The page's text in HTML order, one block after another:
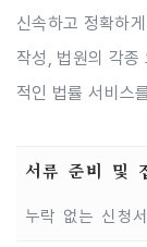
신속하고 정확하
작성, 법원의 각종
적인 법률 서비스
서류 준비 및
누락 없는 신청